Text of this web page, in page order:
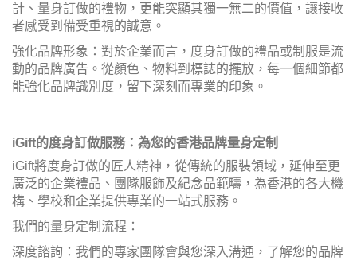
計、量身訂做的禮物，更能突顯其獨一無二的價值，讓接收
者感受到備受重視的誠意。
強化品牌形象：對於企業而言，度身訂做的禮品或制服是流
動的品牌廣告。從顏色、物料到標誌的擺放，每一個細節都
能強化品牌識別度，留下深刻而專業的印象。
iGift的度身訂做服務：為您的香港品牌量身定制
iGift將度身訂做的匠人精神，從傳統的服裝領域，延伸至更
廣泛的企業禮品、團隊服飾及紀念品範疇，為香港的各大機
構、學校和企業提供專業的一站式服務。
我們的量身定制流程：
深度諮詢：我們的專家團隊會與您深入溝通，了解您的品牌